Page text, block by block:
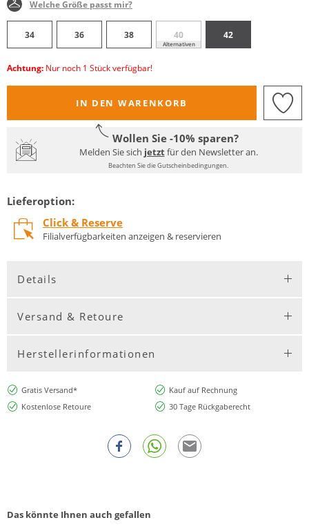
Welche Größe passt mir?
34 36 38 40
Alternativen
42
Achtung: Nur noch 1 Stück verfügbar!
IN DEN WARENKORB
Wollen Sie -10% sparen?
Melden Sie sich jetztfür den Newsletter an.
Beachten Sie die Gutscheinbedingungen.
Lieferoption:
Click & Reserve
Filialverfügbarkeiten anzeigen & reservieren
Details
Versand & Retoure
Herstellerinformationen
Gratis Versand*
Kauf auf Rechnung
Kostenlose Retoure
30 Tage Rückgaberecht
Das könnte Ihnen auch gefallen